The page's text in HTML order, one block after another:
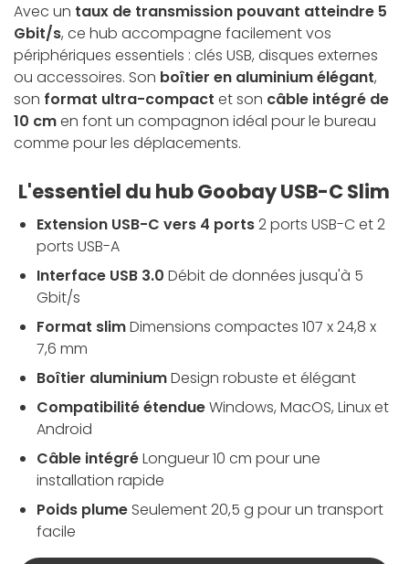
Avec un taux de transmission pouvant atteindre 5
Gbit/s, ce hub accompagne facilement vos
périphériques essentiels : clés USB, disques externes
ou accessoires. Son boîtier en aluminium élégant,
son format ultra-compact et son câble intégré de
10 cmen font un compagnon idéal pour le bureau
comme pour les déplacements.
L'essentiel du hub Goobay USB-C Slim
Extension USB-C vers 4 ports2 ports USB-C et 2
ports USB-A
Interface USB 3.0 Débit de données jusqu'à 5
Gbit/s
Format slimDimensions compactes 107 x 24,8 x
7,6 mm
Boîtier aluminiumDesign robuste et élégant
Compatibilité étendueWindows, MacOS, Linux et
Android
Câble intégréLongueur 10 cm pour une
installation rapide
Poids plume Seulement 20,5 g pour un transport
facile